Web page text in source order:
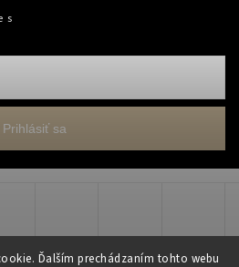
Ďalším prechádzaním tohto webu
s
Prihlásiť sa